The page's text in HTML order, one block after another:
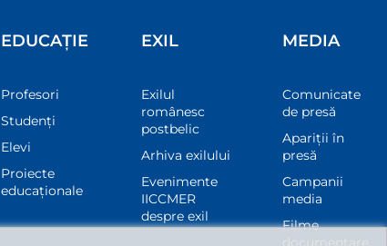
EDUCAȚIE
Profesori
Studenți
Elevi
Proiecte
educaționale
EXIL
Exilul
românesc
postbelic
Arhiva exilului
Evenimente
IICCMER
despre exil
MEDIA
Comunicate
de presă
Apariții în
presă
Campanii
media
Filme
documentare